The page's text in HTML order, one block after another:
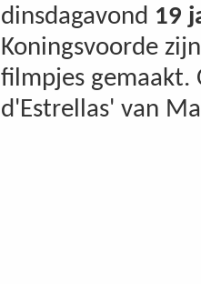
dinsdagavond 19
Koningsvoorde
filmpjes gemaakt.
d'Estrellas' van